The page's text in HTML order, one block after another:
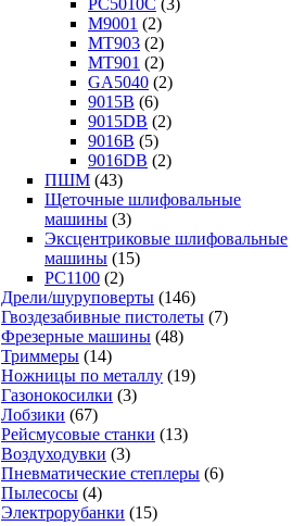
PC5010C (3)
M9001 (2)
MT903 (2)
MT901 (2)
GA5040 (2)
9015B (6)
9015DB (2)
9016B (5)
9016DB (2)
ПШМ (43)
Щеточные шлифовальные
машины (3)
Эксцентриковые шлифовальные
машины (15)
PC1100 (2)
Дрели/шуруповерты (146)
Гвоздезабивные пистолеты (7)
Фрезерные машины (48)
Триммеры (14)
Ножницы по металлу (19)
Газонокосилки (3)
Лобзики (67)
Рейсмусовые станки (13)
Воздуходувки (3)
Пневматические степлеры (6)
Пылесосы (4)
Электрорубанки (15)